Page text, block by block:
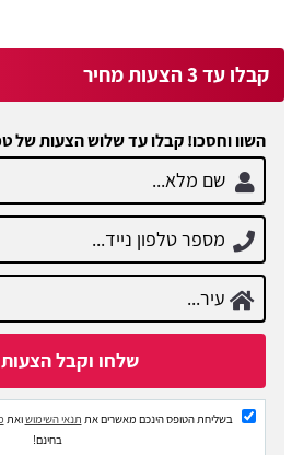
קבלו עד 3 הצעות מחיר
השוו וחסכו! קבלו עד שלוש הצעות של
בשליחת הטופס הינכם מאשרים את תנאי השימושואת
בחינם!